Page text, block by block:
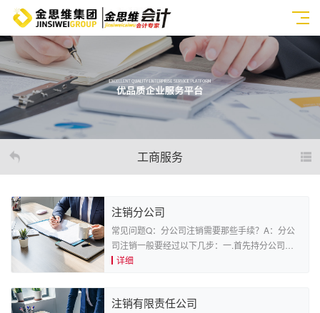
工商服务
注销分公司
常见问题Q：分公司注销需要那些手续？A：分公
司注销一般要经过以下几步：一.首先持分公司营
业执照副本，到工商部门领取《分公司注销登记申
不具备法人资格，注销登记材料应由所属公司做出
详细
注销有限责任公司